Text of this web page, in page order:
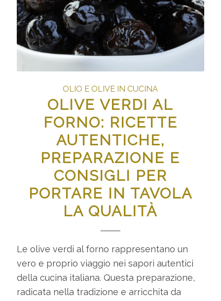
OLIO E OLIVE IN CUCINA
OLIVE VERDI AL
FORNO: RICETTE
AUTENTICHE,
PREPARAZIONE E
CONSIGLI PER
PORTARE IN TAVOLA
LA QUALITÀ
Le olive verdi al forno rappresentano un
vero e proprio viaggio nei sapori autentici
della cucina italiana. Questa preparazione,
radicata nella tradizione e arricchita da